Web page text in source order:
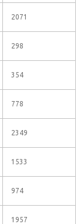
2071
298
354
778
2349
1533
974
1957